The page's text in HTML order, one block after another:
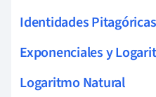
Identidades Pitagóricas
Exponenciales y
Logaritmo Natural